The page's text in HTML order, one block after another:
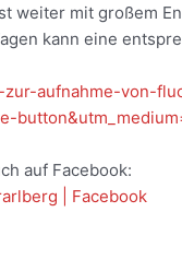
weiter mit großem
kann eine
aufnahme-von-
auf Facebook:
| Facebook